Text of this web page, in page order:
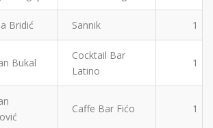
Bridić Sannik 1
Bukal
Cocktail Bar
Latino
1
Caffe Bar Fićo 1